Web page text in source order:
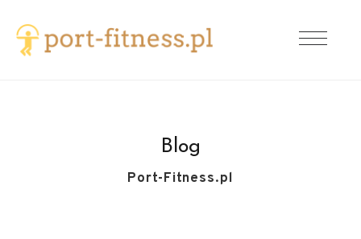
Blog
Port-Fitness.pl